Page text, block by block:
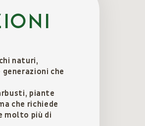
naturi,
che
piante
che richiede
molto più di